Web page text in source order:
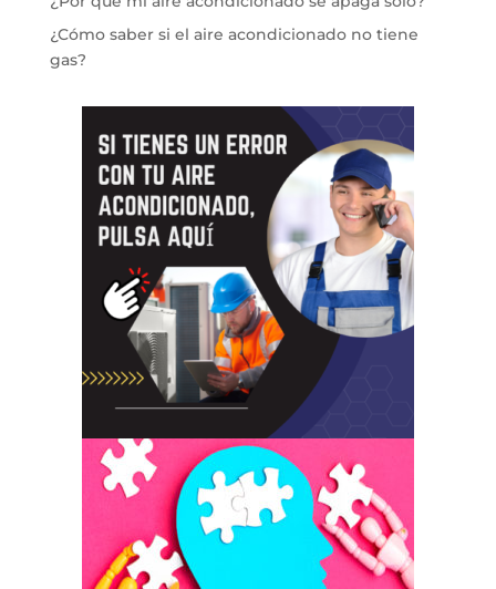
¿Cómo saber si el aire acondicionado no tiene
gas?